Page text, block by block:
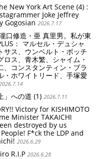
New York Art Scene (4) :
Joke Jeffrey
Gogosian 2026.7.17
口修造・亜 真里男。私が東
： マルセル・デュシャ
サス、ウンベルト・ボッチ
ロス、青木繁、シャイム・
、コンスタンティン・ブラ
・ホワイトリード、手塚愛
2026.7.14
」への道 (1) 2026.7.11
Victory for KISHIMOTO
Minister TAKAICHI
destroyed by us
F*ck the LDP and
2026.6.29
R.I.P 2026.6.28